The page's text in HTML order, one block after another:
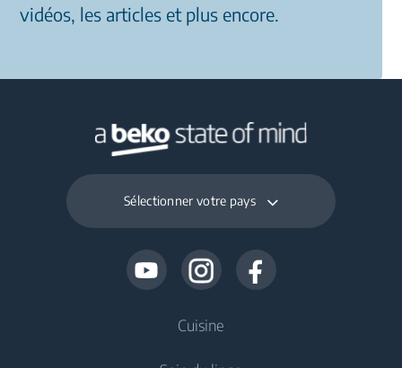
vidéos, les articles et plus encore.
Sélectionner votre pays
Cuisine